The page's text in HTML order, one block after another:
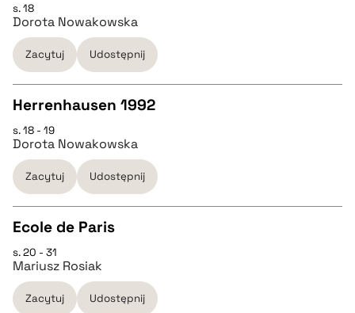
pobierz cytat
CZYSTY TEKST
pobierz cytat
BIBTEX
pobierz cytat
s. 18
Dorota Nowakowska
Zacytuj Udostępnij
CZYSTY TEKST
pobierz cytat
BIBTEX
pobierz cytat
Herrenhausen 1992
s. 18 - 19
Dorota Nowakowska
Zacytuj Udostępnij
CZYSTY TEKST
pobierz cytat
Ecole de Paris
s. 20 - 31
Mariusz Rosiak
Zacytuj Udostępnij